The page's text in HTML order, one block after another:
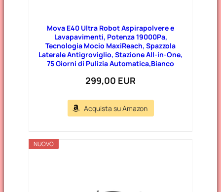
Mova E40 Ultra Robot Aspirapolvere e
Lavapavimenti, Potenza 19000Pa,
Tecnologia Mocio MaxiReach, Spazzola
Laterale Antigroviglio, Stazione All-in-One,
75 Giorni di Pulizia Automatica,Bianco
299,00 EUR
Acquista su Amazon
NUOVO